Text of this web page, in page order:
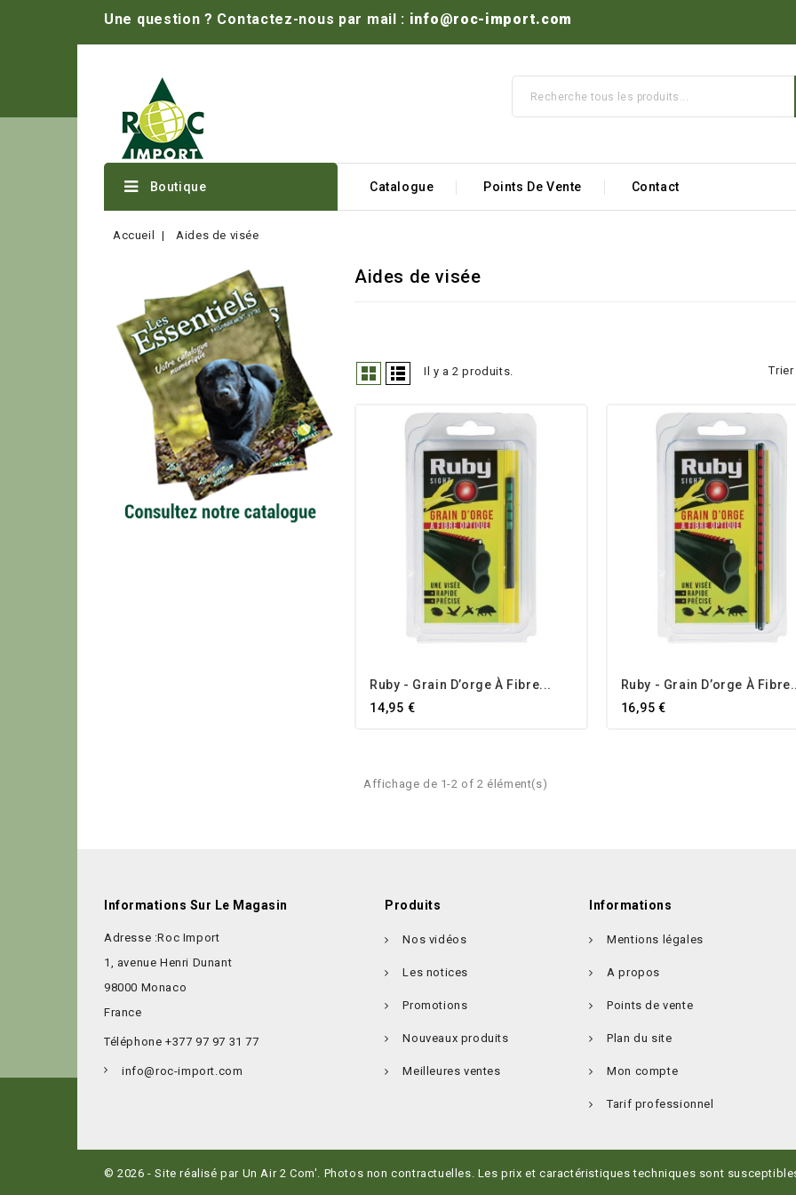
Une question ? Contactez-nous par mail : info@roc-import.com
Boutique Catalogue Points De Vente Contact
Accueil Aides de visée
Aides de visée
Il y a 2 produits.
Ruby - Grain D’orge À Fibre...
14,95 €
Ruby - Grain D’orge À
16,95 €
Affichage de 1-2 of 2 élément(s)
Informations Sur Le Magasin
Adresse :Roc Import
1, avenue Henri Dunant
98000 Monaco
France
Téléphone +377 97 97 31 77
info@roc-import.com
Produits
Nos vidéos
Les notices
Promotions
Nouveaux produits
Meilleures ventes
Informations
Mentions légales
A propos
Points de vente
Plan du site
Mon compte
Tarif professionnel
© 2026 - Site réalisé par Un Air 2 Com'. Photos non contractuelles. Les prix et caractéristiques techniques sont